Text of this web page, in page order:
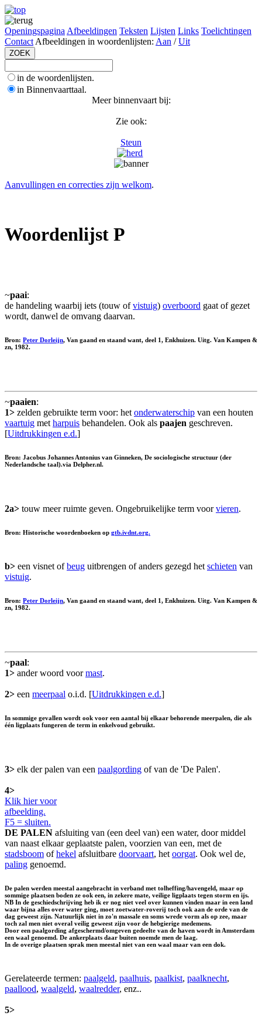
Openingspagina Afbeeldingen Teksten Lijsten Links Toelichtingen
Contact Afbeeldingen in woordenlijsten: Aan /Uit
in de woordenlijsten.
in Binnenvaarttaal.
Meer binnenvaart bij:
Zie ook:
Steun
Aanvullingen en correcties zijn welkom.
Woordenlijst P
~paai:
de handeling waarbij iets (touw ofvistuig) overboord gaat of gezet
wordt, danwel de omvang daarvan.
Bron: Peter Dorleijn, Van gaand en staand want, deel 1, Enkhuizen. Uitg. Van Kampen &
zn, 1982.
~paaien:
1> zelden gebruikte term voor: het onderwaterschip van een houten
vaartuig met harpuis behandelen. Ook als paajen geschreven.
[Uitdrukkingen e.d.]
Bron: Jacobus Johannes Antonius van Ginneken, De sociologische structuur (der
Nederlandsche taal).via Delpher.nl.
2a> touw meer ruimte geven. Ongebruikelijke term voorvieren.
Bron: Historische woordenboeken op gtb.ivdnt.org.
b> een visnet ofbeug uitbrengen of anders gezegd het schieten van
vistuig.
Bron: Peter Dorleijn, Van gaand en staand want, deel 1, Enkhuizen. Uitg. Van Kampen &
zn, 1982.
~paal:
1> ander woord voormast.
2> een meerpaal o.i.d. [Uitdrukkingen e.d.]
In sommige gevallen wordt ook voor een aantal bij elkaar behorende meerpalen, die als
één ligplaats fungeren de term in enkelvoud gebruikt.
3> elk der palen van een paalgording of van de 'De Palen'.
4>
Klik hier voor
afbeelding.
F5 = sluiten.
DE PALEN afsluiting van (een deel van) een water, door middel
van naast elkaar geplaatste palen, voorzien van een, met de
stadsboom ofhekel afsluitbare doorvaart, het oorgat. Ook wel de,
paling genoemd.
De palen werden meestal aangebracht in verband met tolheffing/havengeld, maar op
sommige plaatsen boden ze ook een, in zekere mate, veilige ligplaats tegen storm en ijs.
NB In de geschiedschrijving heb ik er nog niet veel over kunnen vinden maar in een land
waar bijna alles over water ging, moet zoetwater-roverij toch ook aan de orde van de
dag geweest zijn. Natuurlijk niet in zo'n massale en soms wrede vorm als op zee, maar
toch zal men niet overal veilig geweest zijn voor de hebgierige medemens.
Door een paalgording afgeschermd/omgeven gedeelte van de haven wordt in Amsterdam
een waal genoemd. De ankerplaats daar buiten noemde men de laag.
In de overige plaatsen sprak men meestal niet van een waal maar van een dok.
Gerelateerde termen: paalgeld, paalhuis, paalkist, paalknecht,
paallood, waalgeld, waalredder, enz..
5>